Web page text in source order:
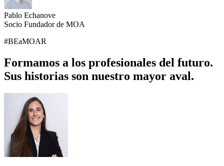
Pablo Echanove
Socio Fundador de MOA
#BEaMOAR
Formamos a los profesionales del futuro.
Sus historias son nuestro mayor aval.